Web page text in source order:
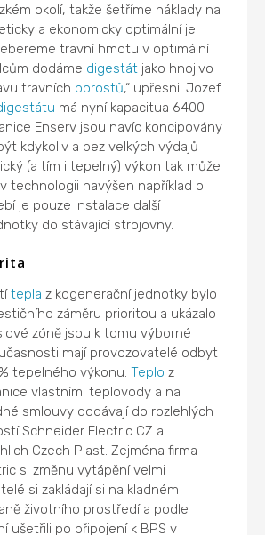
okolí, takže šetříme náklady na
a ekonomicky optimální je
travní hmotu v optimální
dodáme digestát jako hnojivo
travních porostů,“ upřesnil Jozef
má nyní kapacitua 6400
Enserv jsou navíc koncipovány
kdykoliv a bez velkých výdajů
(a tím i tepelný) výkon tak může
technologii navýšen například o
je pouze instalace další
do stávající strojovny.
tepla z kogenerační jednotky bylo
záměru prioritou a ukázalo
zóně jsou k tomu výborné
mají provozovatelé odbyt
tepelného výkonu.Teplo z
vlastními teplovody a na
smlouvy dodávají do rozlehlých
Schneider Electric CZ a
Czech Plast. Zejména firma
si změnu vytápění velmi
si zakládají si na kladném
životního prostředí a podle
ušetřili po připojení k BPS v